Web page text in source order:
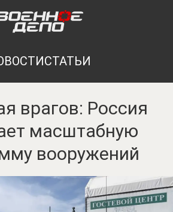
СТАТЬИ
врагов: Россия
масштабную
вооружений